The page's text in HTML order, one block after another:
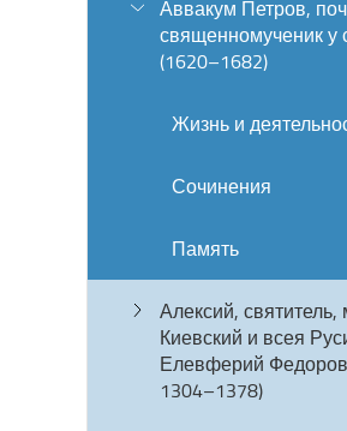
Аввакум Петров,
священномученик у
(1620–1682)
Жизнь и
Сочинения
Память
Алексий, святитель,
Киевский и всея
Елевферий
1304–1378)